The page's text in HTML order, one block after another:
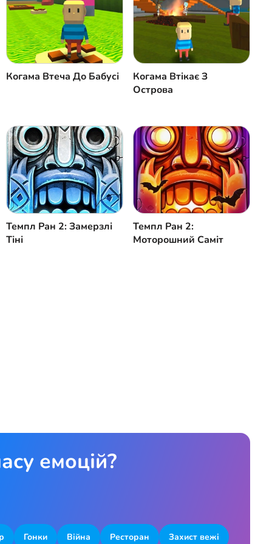
Скасувати Коментар
Когама Втеча До Бабусі
Когама Втікає З
Острова
Темпл Ран 2: Замерзлі
Тіні
Темпл Ран 2:
Моторошний Саміт
емоцій?
Гонки Війна Ресторан Захист вежі